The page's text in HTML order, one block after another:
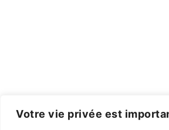
Votre vie privée est